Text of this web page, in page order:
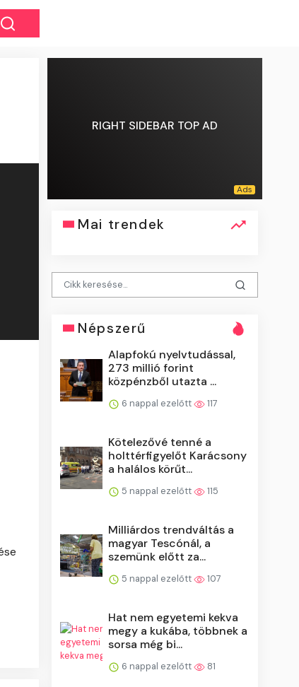
RIGHT SIDEBAR TOP AD
Mai trendek
Népszerű
Alapfokú nyelvtudással,
273 millió forint
közpénzből utazta ...
6 nappal ezelőtt 117
Kötelezővé tenné a
holttérfigyelőt Karácsony
a halálos körűt...
5 nappal ezelőtt 115
Milliárdos trendváltás a
magyar Tescónál, a
szemünk előtt za...
5 nappal ezelőtt 107
Hat nem egyetemi kekva
megy a kukába, többnek a
sorsa még bi...
6 nappal ezelőtt 81